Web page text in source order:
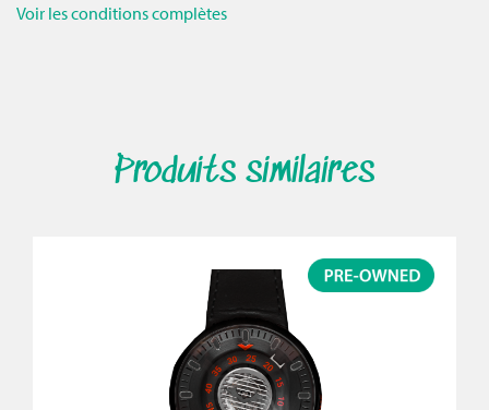
Voir les conditions complètes
Produits similaires